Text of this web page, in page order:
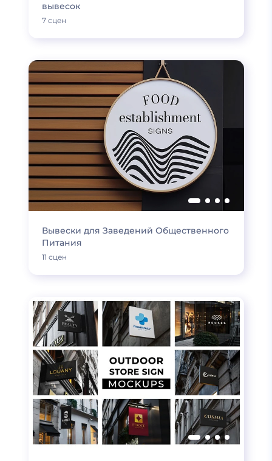
вывесок
7 сцен
Вывески для Заведений Общественного
Питания
11 сцен